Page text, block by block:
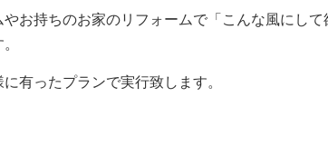
お持ちのお家のリフォームで「こんな風にし
有ったプランで実行致します。